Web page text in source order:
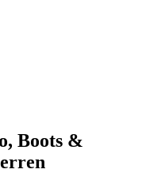
Boots &